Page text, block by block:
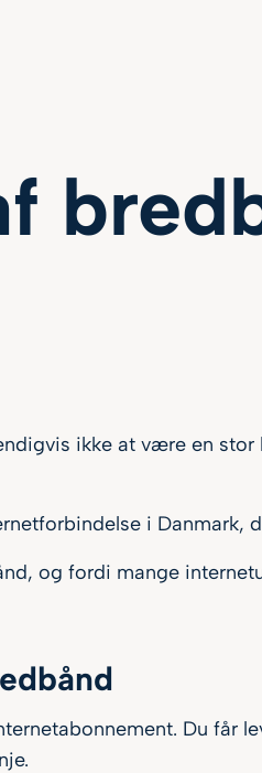
ikke at være en
i
og fordi mange
Du får